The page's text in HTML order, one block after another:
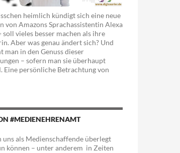
heimlich kündigt sich eine neue
von Amazons Sprachassistentin Alexa
soll vieles besser machen als ihre
Aber was genau ändert sich? Und
man in den Genuss dieser
– sofern man sie überhaupt
Eine persönliche Betrachtung von
#MEDIENEHRENAMT
uns als Medienschaffende überlegt
können – unter anderem in Zeiten